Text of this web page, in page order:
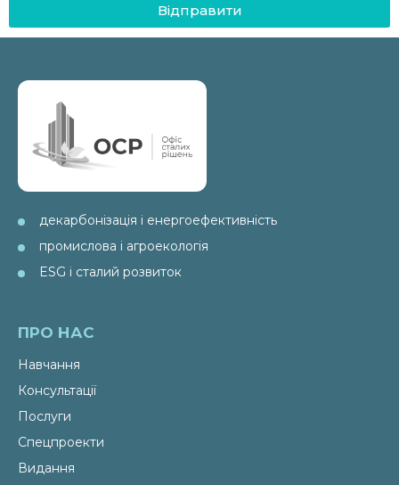
Відправити
декарбонізація і енергоефективність
промислова і агроекологія
ESG і сталий розвиток
ПРО НАС
Навчання
Консультації
Послуги
Спецпроекти
Видання